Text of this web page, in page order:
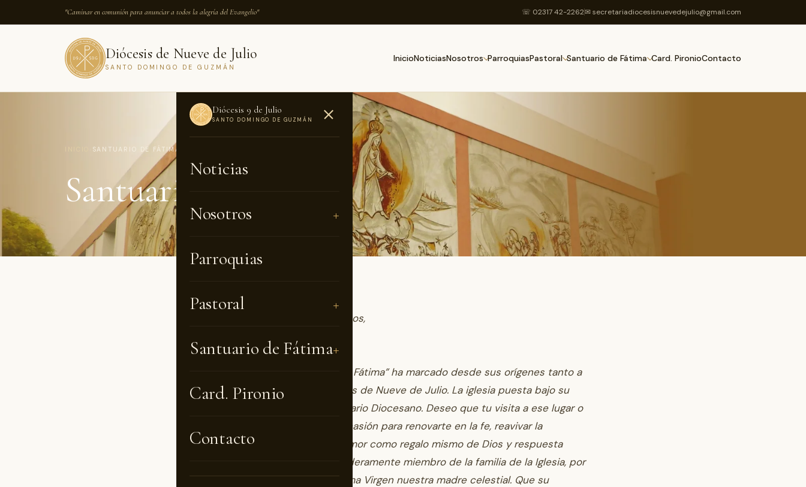
"Caminar en comunión para anunciar a todos la alegría del Evangelio" ☏ 02317 42-2262✉ secretariadiocesisnuevedejulio@gmail.com
Diócesis de Nueve de Julio
SANTO DOMINGO DE GUZMÁN
InicioNoticiasNosotros ParroquiasPastoral Santuario de Fátima Card. PironioContacto
Diócesis 9 de Julio
SANTO DOMINGO DE GUZMÁN
Noticias
Nosotros
Parroquias
Pastoral
Santuario de Fátima
Card. Pironio
Contacto
SANTUARIO DE FÁTIMA
Santuario de Fátima
Muy queridos hijos, hermanos,
La devoción a la “Virgen de Fátima” ha marcado desde sus orígenes tanto a
la ciudad como a la diócesis de Nueve de Julio. La iglesia puesta bajo su
advocación es ahora Santuario Diocesano. Deseo que tu visita a ese lugar o
a este sitio web sea una ocasión para renovarte en la fe, reavivar la
esperanza y fortalecer el amor como regalo mismo de Dios y respuesta
nuestra, sintiéndote verdaderamente miembro de la familia de la Iglesia, por
la intercesión de la santísima Virgen nuestra madre celestial. Que su